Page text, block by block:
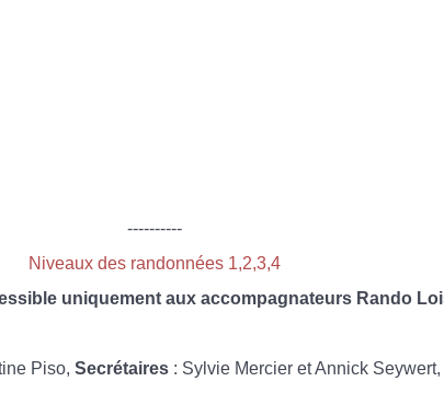
----------
Niveaux des randonnées 1,2,3,4
uniquement aux accompagnateurs Rando
Piso, Secrétaires : Sylvie Mercier et Annick Seywert,